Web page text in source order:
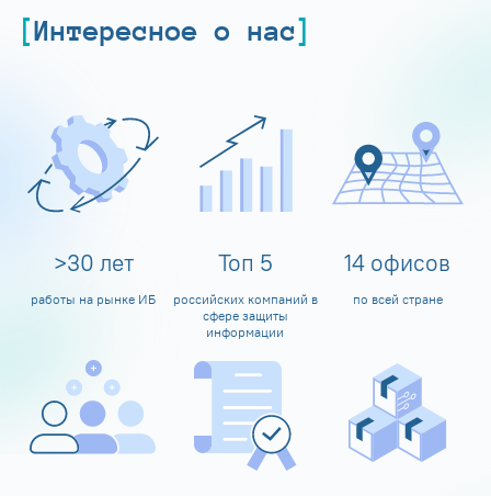
Интересное о нас
>30 лет
работы на рынке ИБ
Топ 5
российских компаний в
сфере защиты
информации
14 офисов
по всей стране